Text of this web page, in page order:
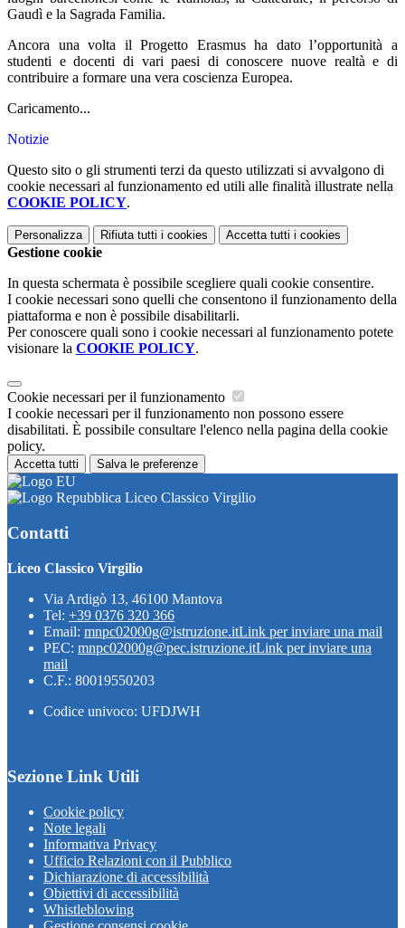
Gaudì e la Sagrada Familia.
Ancora una volta il Progetto Erasmus ha dato l’opportunità a
studenti e docenti di vari paesi di conoscere nuove realtà e di
contribuire a formare una vera coscienza Europea.
Caricamento...
Notizie
Questo sito o gli strumenti terzi da questo utilizzati si avvalgono di
cookie necessari al funzionamento ed utili alle finalità illustrate nella
COOKIE POLICY.
Personalizza Rifiuta tutti i cookies Accetta tutti i cookies
Gestione cookie
In questa schermata è possibile scegliere quali cookie consentire.
I cookie necessari sono quelli che consentono il funzionamento della
piattaforma e non è possibile disabilitarli.
Per conoscere quali sono i cookie necessari al funzionamento potete
visionare la COOKIE POLICY.
Cookie necessari per il funzionamento
I cookie necessari per il funzionamento non possono essere
disabilitati. È possibile consultare l'elenco nella pagina della cookie
policy.
Accetta tutti Salva le preferenze
Liceo Classico Virgilio
Contatti
Liceo Classico Virgilio
Via Ardigò 13, 46100 Mantova
Tel: +39 0376 320 366
Email: mnpc02000g@istruzione.itLink per inviare una mail
PEC: mnpc02000g@pec.istruzione.itLink per inviare una
mail
C.F.: 80019550203
Codice univoco: UFDJWH
Sezione Link Utili
Cookie policy
Note legali
Informativa Privacy
Ufficio Relazioni con il Pubblico
Dichiarazione di accessibilità
Obiettivi di accessibilità
Whistleblowing